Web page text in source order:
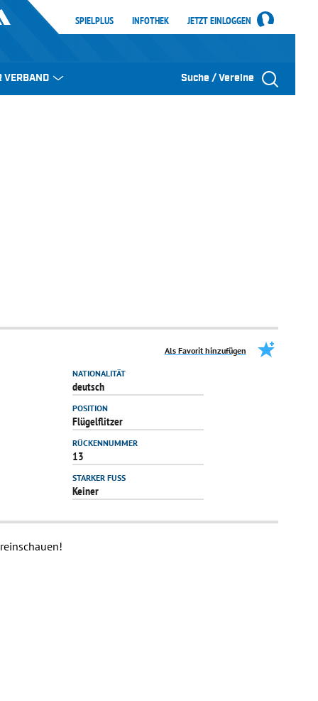
SPIELPLUS INFOTHEK JETZT EINLOGGEN
VERBAND Suche / Vereine
Als Favorit hinzufügen
NATIONALITÄT
deutsch
POSITION
Flügelflitzer
RÜCKENNUMMER
13
STARKER FUSS
Keiner